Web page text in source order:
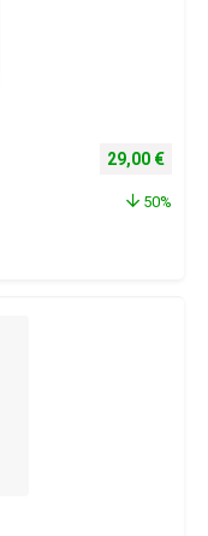
Izvorna
29,00 €
50%